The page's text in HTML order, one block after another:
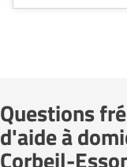
Questions
d'aide à